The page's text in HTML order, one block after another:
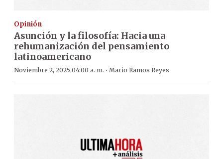
Opinión
Asunción y la filosofía: Hacia una
rehumanización del pensamiento
latinoamericano
Noviembre 2, 2025 04:00 a. m. · Mario Ramos Reyes